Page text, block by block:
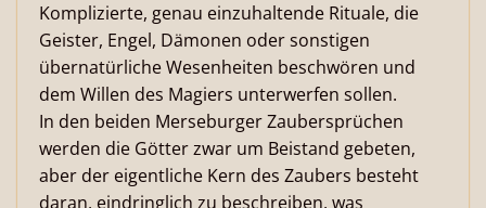
Komplizierte, genau einzuhaltende Rituale, die
Geister, Engel, Dämonen oder sonstigen
übernatürliche Wesenheiten beschwören und
dem Willen des Magiers unterwerfen sollen.
In den beiden Merseburger Zaubersprüchen
werden die Götter zwar um Beistand gebeten,
aber der eigentliche Kern des Zaubers besteht
daran, eindringlich zu beschreiben, was